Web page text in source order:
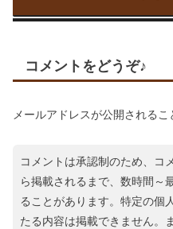
コメントをどうぞ♪
メールアドレスが公開されるこ
コメントは承認制のため、コ
ら掲載されるまで、数時間～
ることがあります。特定の個
たる内容は掲載できません。